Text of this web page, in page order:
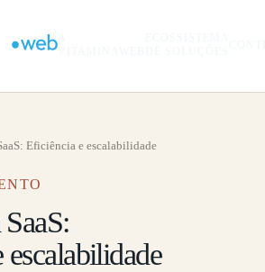
Eficiência e escalabilidade